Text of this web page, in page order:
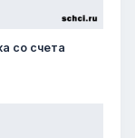
со счета